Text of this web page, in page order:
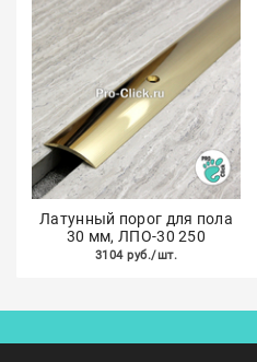
Латунный порог для пола
30 мм, ЛПО-30 250
3104 руб./шт.